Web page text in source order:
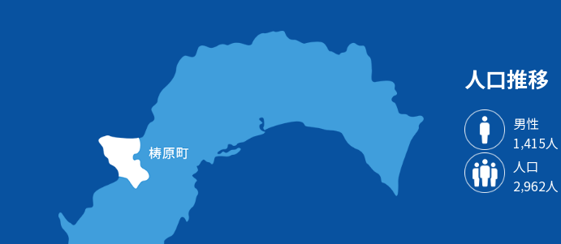
人口推移
男性
1‚415人
人口
2‚962人